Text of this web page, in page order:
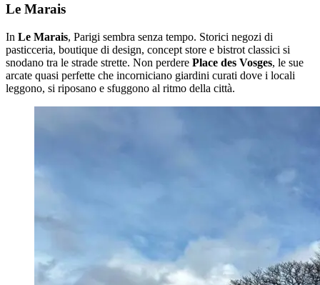
Le Marais
In Le Marais, Parigi sembra senza tempo. Storici negozi di
pasticceria, boutique di design, concept store e bistrot classici si
snodano tra le strade strette. Non perdere Place des Vosges, le sue
arcate quasi perfette che incorniciano giardini curati dove i locali
leggono, si riposano e sfuggono al ritmo della città.